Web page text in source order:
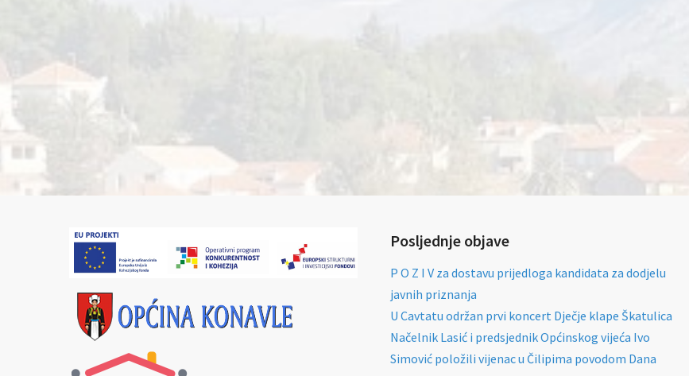
Posljednje objave
P O Z I V za dostavu prijedloga kandidata za dodjelu
javnih priznanja
U Cavtatu održan prvi koncert Dječje klape Škatulica
Načelnik Lasić i predsjednik Općinskog vijeća Ivo
Simović položili vijenac u Čilipima povodom Dana